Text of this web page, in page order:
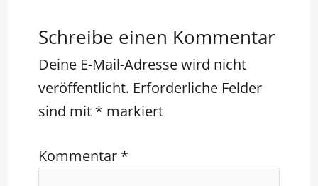
Schreibe einen Kommentar
Deine E-Mail-Adresse wird nicht
veröffentlicht. Erforderliche Felder
sind mit * markiert
Kommentar *